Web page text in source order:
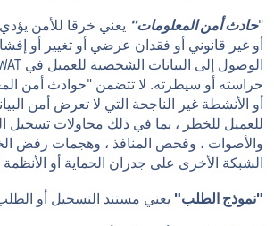
"حادث أمن المعلومات" يعني خرقا للأمن
أو غير قانوني أو فقدان عرضي أو تغيير أو
حراسته أو سيطرته. لا تتضمن "حوادث أمن
أو الأنشطة غير الناجحة التي لا تعرض أمن
للعميل للخطر ، بما في ذلك محاولات تسجيل
والأصوات ، وفحص المنافذ ، وهجمات رفض
الشبكة الأخرى على جدران الحماية أو
"نموذج الطلب" يعني مستند التسجيل أو